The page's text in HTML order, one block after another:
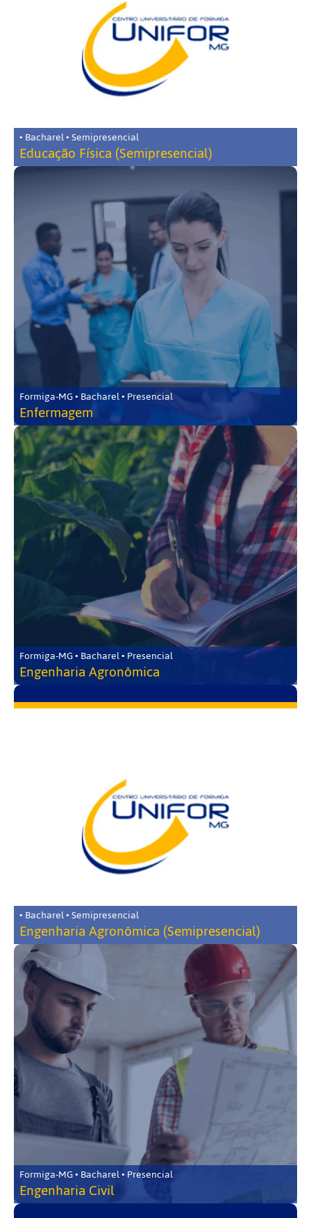
• Bacharel • Semipresencial
Educação Física (Semipresencial)
Formiga-MG • Bacharel • Presencial
Enfermagem
Formiga-MG • Bacharel • Presencial
Engenharia Agronômica
• Bacharel • Semipresencial
Engenharia Agronômica (Semipresencial)
Formiga-MG • Bacharel • Presencial
Engenharia Civil